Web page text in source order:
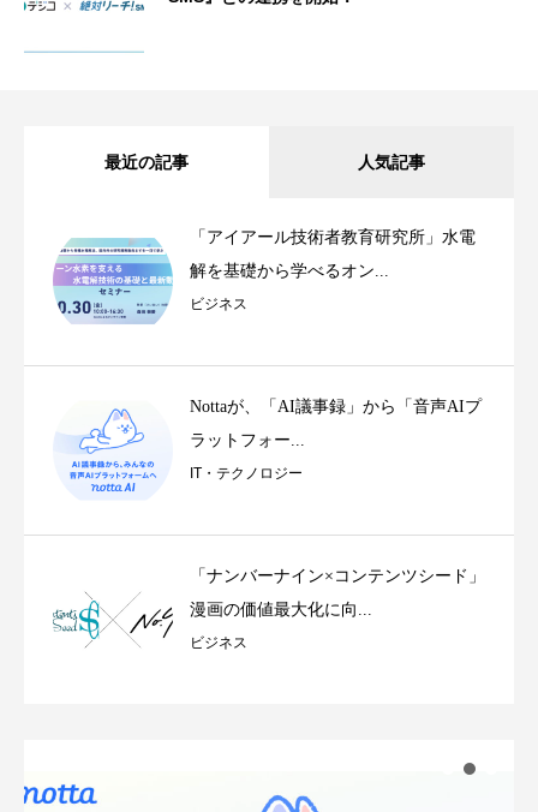
最近の記事 人気記事
「アイアール技術者教育研究所」水電
解を基礎から学べるオン...
ビジネス
Nottaが、「AI議事録」から「音声AIプ
ラットフォー...
IT・テクノロジー
「ナンバーナイン×コンテンツシード」
漫画の価値最大化に向...
ビジネス